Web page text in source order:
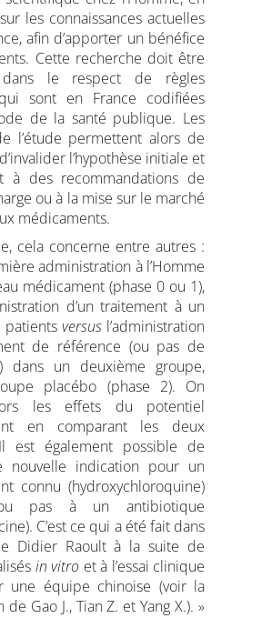
les connaissances actuelles
afin d’apporter un bénéfice
Cette recherche doit être
dans le respect de règles
sont en France codifiées
de la santé publique. Les
l’étude permettent alors de
l’hypothèse initiale et
à des recommandations de
ou à la mise sur le marché
médicaments.
cela concerne entre autres :
administration à l’Homme
médicament (phase 0 ou 1),
d’un traitement à un
patients versus l’administration
de référence (ou pas de
dans un deuxième groupe,
placébo (phase 2). On
les effets du potentiel
en comparant les deux
est également possible de
nouvelle indication pour un
connu (hydroxychloroquine)
pas à un antibiotique
C’est ce qui a été fait dans
Didier Raoult à la suite de
in vitro et à l’essai clinique
une équipe chinoise (voir la
Gao J., Tian Z. et Yang X.). »